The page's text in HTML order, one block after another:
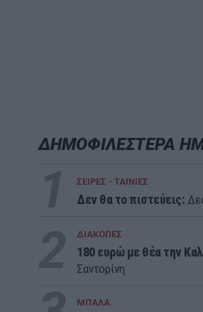
ΔΗΜΟΦΙΛΕΣΤΕΡΑ
ΣΕΙΡΕΣ - ΤΑΙΝΙΕΣ
Δεν θα το πιστεύεις:
ΔΙΑΚΟΠΕΣ
180 ευρώ με θέα την
Σαντορίνη
ΜΠΑΛΑ